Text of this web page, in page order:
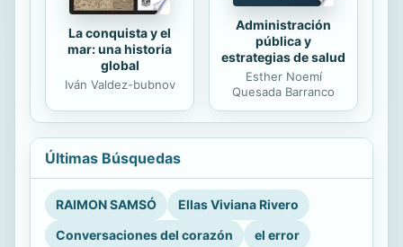
La conquista y el
mar: una historia
global
Iván Valdez-bubnov
Administración
pública y
estrategias de salud
Esther Noemí
Quesada Barranco
Últimas Búsquedas
RAIMON SAMSÓ
Ellas Viviana Rivero
Conversaciones del corazón
el error